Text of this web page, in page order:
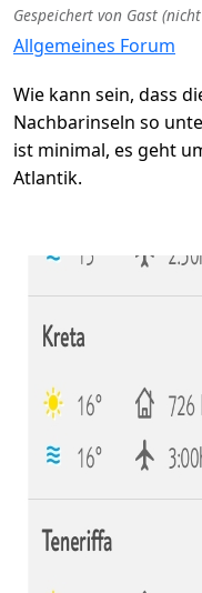
Gespeichert von Gast
Allgemeines Forum
Wie kann sein, dass
Nachbarinseln so
ist minimal, es geht
Atlantik.